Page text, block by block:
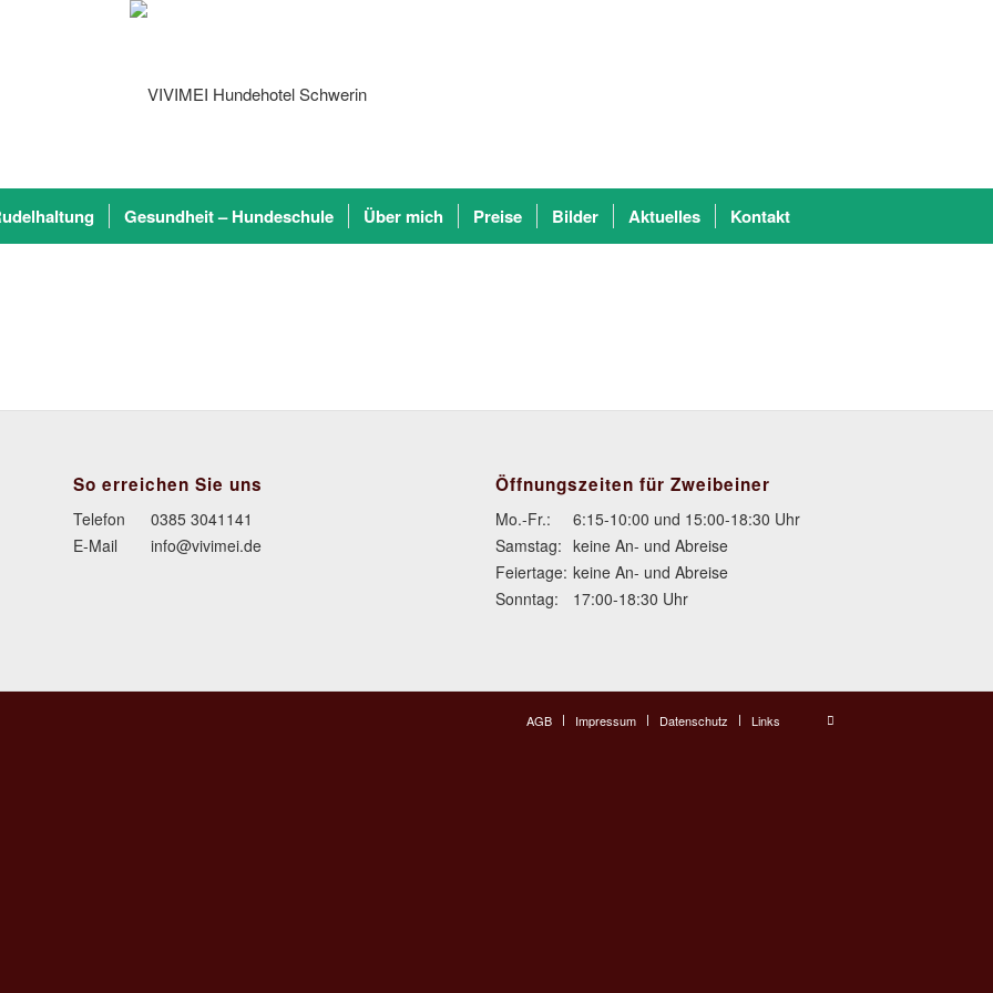
Gesundheit – Hundeschule Über mich Preise Bilder Aktuelles Kontakt
So erreichen Sie uns
Telefon
0385 3041141
E-Mail
info@vivimei.de
Öffnungszeiten für Zweibeiner
Mo.-Fr.:
6:15-10:00 und 15:00-18:30 Uhr
Samstag: keine An- und Abreise
Feiertage: keine An- und Abreise
Sonntag:
17:00-18:30 Uhr
AGB Impressum Datenschutz Links